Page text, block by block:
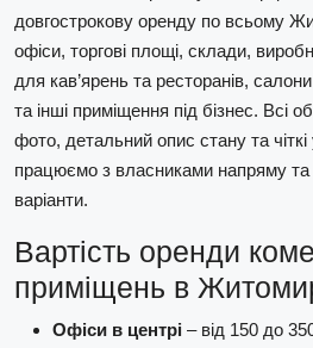
довгострокову оренду по всьому
офіси, торгові площі, склади,
для кав’ярень та ресторанів,
та інші приміщення під бізнес. Всі
фото, детальний опис стану та
працюємо з власниками напряму та
варіанти.
Вартість оренди
приміщень в
Офіси в центрі – від 150 до